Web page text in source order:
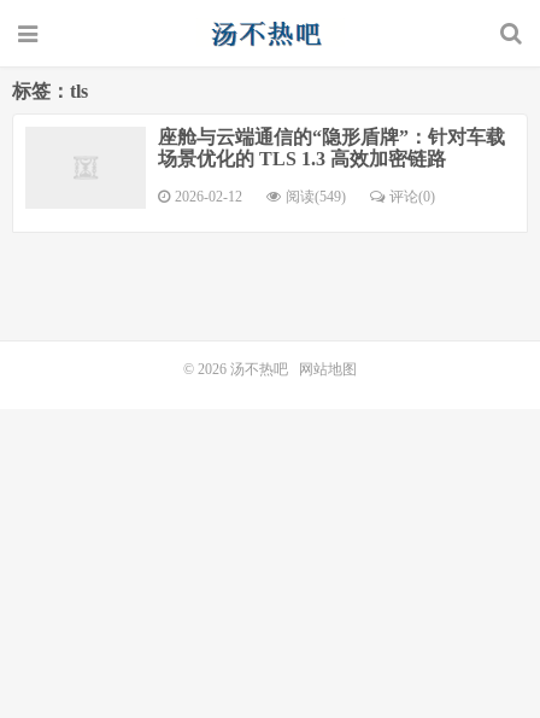
标签：tls
座舱与云端通信的“隐形盾牌”：针对车载
场景优化的 TLS 1.3 高效加密链路
2026-02-12 阅读(549) 评论(0)
© 2026 汤不热吧 网站地图